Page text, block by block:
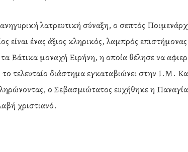
ESC to close
λατρευτική σύναξη, ο σεπτός
είναι ένας άξιος κληρικός, λαμπρός
Βάτικα μοναχή Ειρήνη, η οποία θέλησε να
τελευταίο διάστημα εγκαταβιώνει στην Ι.Μ.
ο Σεβασμιώτατος ευχήθηκε η
χριστιανό.